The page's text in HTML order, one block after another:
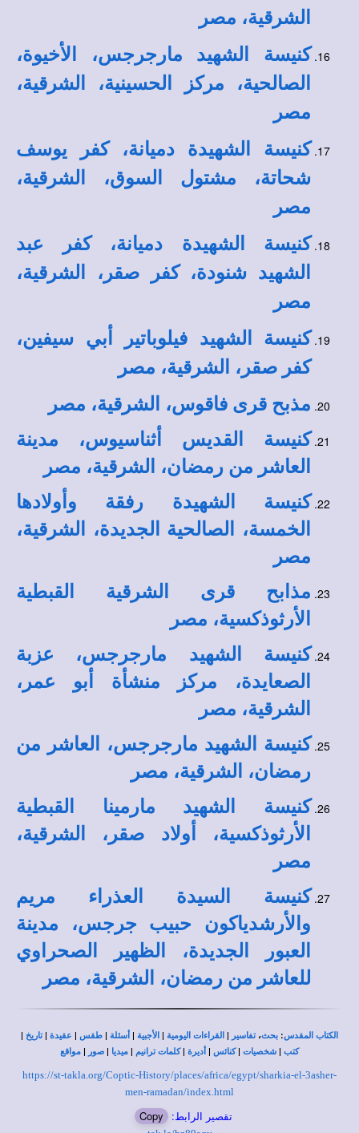
الشرقية، مصر
كنيسة الشهيد مارجرجس، الأخيوة،
الصالحية، مركز الحسينية، الشرقية،
مصر
كنيسة الشهيدة دميانة، كفر يوسف
شحاتة، مشتول السوق، الشرقية،
مصر
كنيسة الشهيدة دميانة، كفر عبد
الشهيد شنودة، كفر صقر، الشرقية،
مصر
كنيسة الشهيد فيلوباتير أبي سيفين،
كفر صقر، الشرقية، مصر
مذبح قرى فاقوس، الشرقية، مصر
كنيسة القديس أثناسيوس، مدينة
العاشر من رمضان، الشرقية، مصر
كنيسة الشهيدة رفقة وأولادها
الخمسة، الصالحية الجديدة، الشرقية،
مصر
مذابح قرى الشرقية القبطية
الأرثوذكسية، مصر
كنيسة الشهيد مارجرجس، عزبة
الصعايدة، مركز منشأة أبو عمر،
الشرقية، مصر
كنيسة الشهيد مارجرجس، العاشر من
رمضان، الشرقية، مصر
كنيسة الشهيد مارمينا القبطية
الأرثوذكسية، أولاد صقر، الشرقية،
مصر
كنيسة السيدة العذراء مريم
والأرشدياكون حبيب جرجس، مدينة
العبور الجديدة، الظهير الصحراوي
للعاشر من رمضان، الشرقية، مصر
الكتاب المقدس: بحث،تفاسير | القراءات اليومية | الأجبية | أسئلة | طقس | عقيدة |تاريخ |
كتب | شخصيات |كنائس | أديرة |كلمات ترانيم | ميديا | صور | مواقع
https://st-takla.org/Coptic-History/places/africa/egypt/sharkia-el-3asher-
men-ramadan/index.html
تقصير الرابط: Copy